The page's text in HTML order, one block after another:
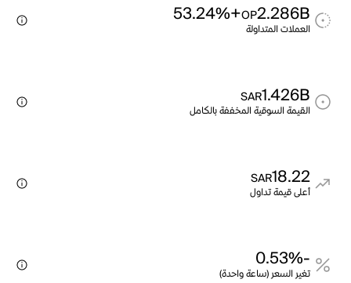
2.286B
OP
+53.24%
العملات المتداولة
1.426B
SAR
القيمة السوقية المخففة بالكامل
18.22
SAR
أعلى قيمة تداول
-0.53%
تغير السعر (ساعة واحدة)